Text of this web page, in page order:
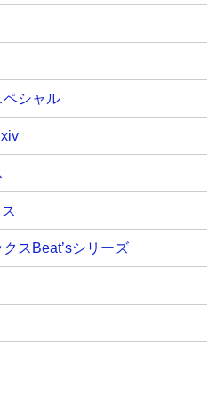
ペシャル
スBeat’sシリーズ